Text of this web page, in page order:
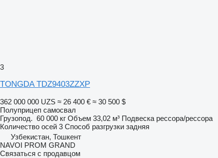
3
TONGDA TDZ9403ZZXP
362 000 000 UZS ≈ 26 400 € ≈ 30 500 $
Полуприцеп самосвал
Грузопод. 60 000 кг Объем 33,02 м³ Подвеска рессора/рессора
Количество осей 3 Способ разгрузки задняя
Узбекистан, Тошкент
NAVOI PROM GRAND
Связаться с продавцом